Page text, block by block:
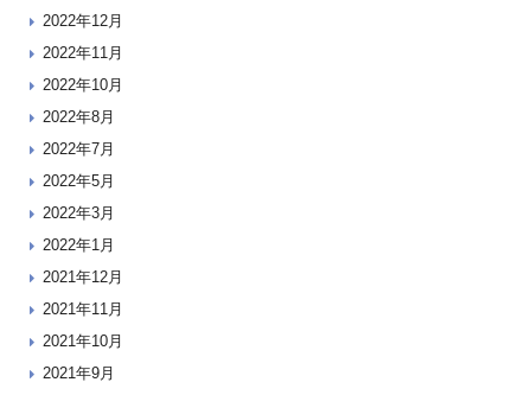
2022年12月
2022年11月
2022年10月
2022年8月
2022年7月
2022年5月
2022年3月
2022年1月
2021年12月
2021年11月
2021年10月
2021年9月